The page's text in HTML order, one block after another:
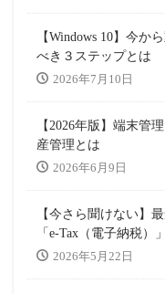
【Windows 10】今か
べき３ステップとは
2026年7月10日
【2026年版】端末管
産管理とは
2026年6月9日
【今さら聞けない】
「e-Tax（電子納税）
2026年5月22日